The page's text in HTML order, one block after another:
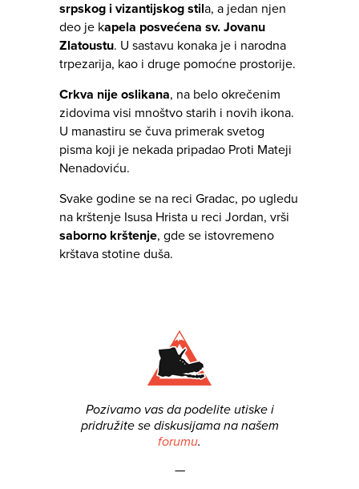
srpskog i vizantijskog stila, a jedan njen
deo je kapela posvećena sv. Jovanu
Zlatoustu. U sastavu konaka je i narodna
trpezarija, kao i druge pomoćne prostorije.
Crkva nije oslikana, na belo okrečenim
zidovima visi mnoštvo starih i novih ikona.
U manastiru se čuva primerak svetog
pisma koji je nekada pripadao Proti Mateji
Nenadoviću.
Svake godine se na reci Gradac, po ugledu
na krštenje Isusa Hrista u reci Jordan, vrši
saborno krštenje, gde se istovremeno
krštava stotine duša.
Pozivamo vas da podelite utiske i
pridružite se diskusijama na našem
forumu.
—